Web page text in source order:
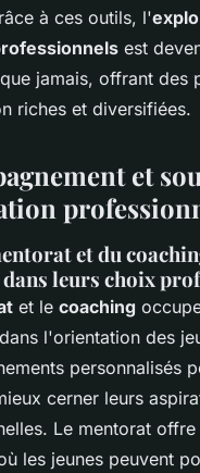
à ces outils, l'
est
jamais, offrant des
riches et diversifiées.
et
et du
dans leurs choix
et le coaching
l'orientation des
personnalisés
cerner leurs
Le mentorat
les jeunes peuvent